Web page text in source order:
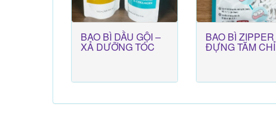
BAO BÌ DẦU GỘI –
XẢ DƯỠNG TÓC
BAO BÌ ZIPPER
ĐỰNG TĂM CHỈ